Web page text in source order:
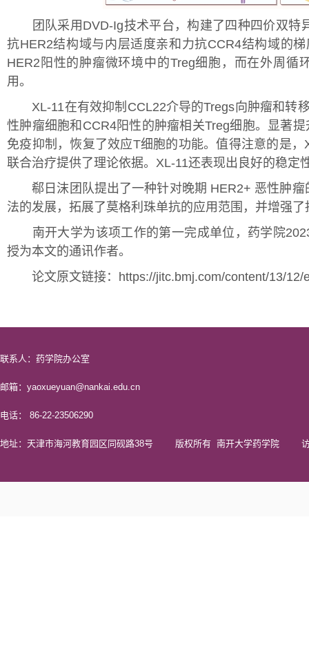
团队采用DVD-Ig技术平台，构建了四种四价双特
抗HER2结构域与内层适度亲和力抗CCR4结构域的
HER2阳性的肿瘤微环境中的Treg细胞，而在外周循
用。
XL-11在有效抑制CCL22介导的Tregs向肿瘤和转
性肿瘤细胞和CCR4阳性的肿瘤相关Treg细胞。显著
免疫抑制，恢复了效应T细胞的功能。值得注意的是
联合治疗提供了理论依据。XL-11还表现出良好的稳定
郗日沫团队提出了一种针对晚期 HER2+ 恶性肿瘤
法的发展，拓展了莫格利珠单抗的应用范围，并增强
南开大学为该项工作的第一完成单位，药学院
授为本文的通讯作者。
论文原文链接：https://jitc.bmj.com/content/13/12/
联系人：药学院办公室
邮箱：yaoxueyuan@nankai.edu.cn
电话： 86-22-23506290
地址：天津市海河教育园区同砚路38号 版权所有 南开大学药学院 访